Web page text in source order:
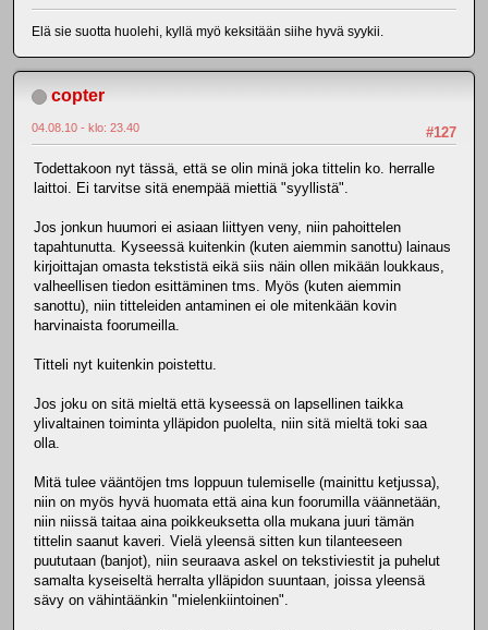
Elä sie suotta huolehi, kyllä myö keksitään siihe hyvä syykii.
copter
#127
04.08.10 - klo: 23.40
Todettakoon nyt tässä, että se olin minä joka tittelin ko. herralle
laittoi. Ei tarvitse sitä enempää miettiä "syyllistä".
Jos jonkun huumori ei asiaan liittyen veny, niin pahoittelen
tapahtunutta. Kyseessä kuitenkin (kuten aiemmin sanottu) lainaus
kirjoittajan omasta tekstistä eikä siis näin ollen mikään loukkaus,
valheellisen tiedon esittäminen tms. Myös (kuten aiemmin
sanottu), niin titteleiden antaminen ei ole mitenkään kovin
harvinaista foorumeilla.
Titteli nyt kuitenkin poistettu.
Jos joku on sitä mieltä että kyseessä on lapsellinen taikka
ylivaltainen toiminta ylläpidon puolelta, niin sitä mieltä toki saa
olla.
Mitä tulee vääntöjen tms loppuun tulemiselle (mainittu ketjussa),
niin on myös hyvä huomata että aina kun foorumilla väännetään,
niin niissä taitaa aina poikkeuksetta olla mukana juuri tämän
tittelin saanut kaveri. Vielä yleensä sitten kun tilanteeseen
puututaan (banjot), niin seuraava askel on tekstiviestit ja puhelut
samalta kyseiseltä herralta ylläpidon suuntaan, joissa yleensä
sävy on vähintäänkin "mielenkiintoinen".